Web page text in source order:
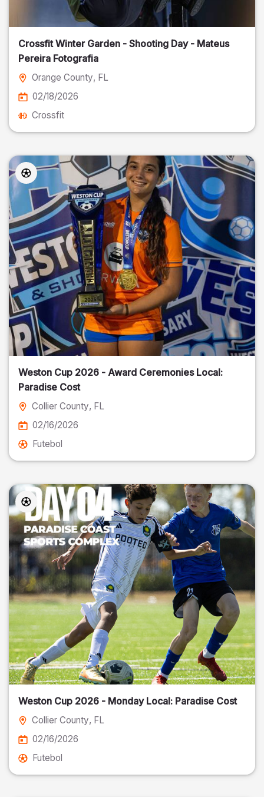
Crossfit Winter Garden - Shooting Day - Mateus
Pereira Fotografia
Orange County, FL
02/18/2026
Crossfit
Weston Cup 2026 - Award Ceremonies Local:
Paradise Cost
Collier County, FL
02/16/2026
Futebol
Weston Cup 2026 - Monday Local: Paradise Cost
Collier County, FL
02/16/2026
Futebol